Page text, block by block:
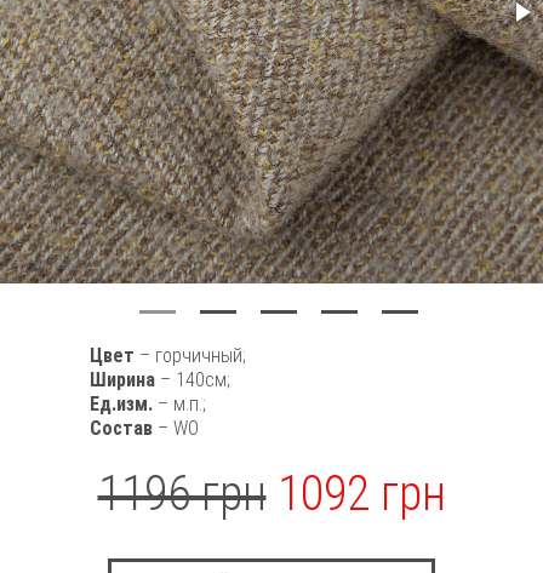
Цвет – горчичный;
Ширина – 140см;
Ед.изм. – м.п.;
Состав – WO
1196 грн 1092 грн